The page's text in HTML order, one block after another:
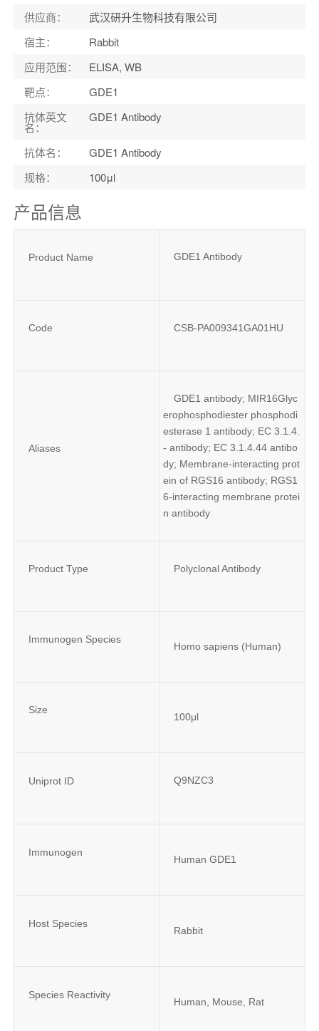
供应商：
武汉研升生物科技有限公司
宿主：
Rabbit
应用范围：
ELISA, WB
靶点：
GDE1
抗体英文
名：
GDE1 Antibody
抗体名：
GDE1 Antibody
规格： 100μl
产品信息
Product Name GDE1 Antibody
Code CSB-PA009341GA01HU
Aliases
GDE1 antibody; MIR16Glyc
erophosphodiester phosphodi
esterase 1 antibody; EC 3.1.4.
- antibody; EC 3.1.4.44 antibo
dy; Membrane-interacting prot
ein of RGS16 antibody; RGS1
6-interacting membrane protei
n antibody
Product Type Polyclonal Antibody
Immunogen Species
Homo sapiens (Human)
Size
100μl
Uniprot ID Q9NZC3
Immunogen
Human GDE1
Host Species
Rabbit
Species Reactivity
Human, Mouse, Rat